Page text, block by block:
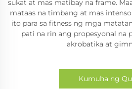
sukat at mas matibay na frame.
mataas na timbang at mas
ito para sa fitness ng mga
pati na rin ang propesyonal na
akrobatika at
Kumuha ng